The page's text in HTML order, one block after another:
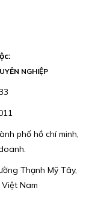
NGHIỆP
phố hồ chí minh,
Thạnh Mỹ Tây,
Nam